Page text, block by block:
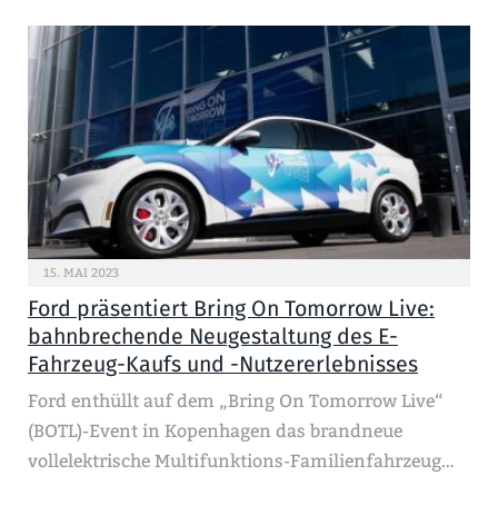
15. MAI 2023
Ford präsentiert Bring On Tomorrow Live:
bahnbrechende Neugestaltung des E-
Fahrzeug-Kaufs und -Nutzererlebnisses
Ford enthüllt auf dem „Bring On Tomorrow Live“
(BOTL)-Event in Kopenhagen das brandneue
vollelektrische Multifunktions-Familienfahrzeug…